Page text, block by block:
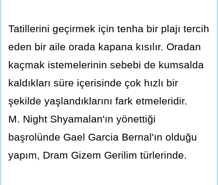
Tatillerini geçirmek için tenha bir plajı tercih
eden bir aile orada kapana kısılır. Oradan
kaçmak istemelerinin sebebi de kumsalda
kaldıkları süre içerisinde çok hızlı bir
şekilde yaşlandıklarını fark etmeleridir.
M. Night Shyamalan'ın yönettiği
başrolünde Gael Garcia Bernal'ın olduğu
yapım, Dram Gizem Gerilim türlerinde.